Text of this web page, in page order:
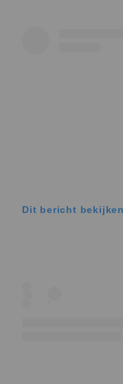
Dit bericht